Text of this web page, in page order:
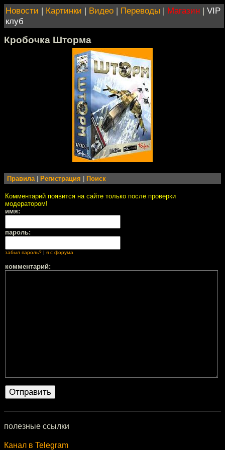
Новости | Картинки | Видео | Переводы | Магазин | VIP
клуб
Кробочка Шторма
Правила Регистрация Поиск
Комментарий появится на сайте только после проверки
модератором!
имя:
пароль:
забыл пароль? | я с форума
комментарий:
полезные ссылки
Канал в Telegram